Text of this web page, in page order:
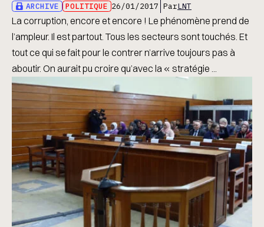
ARCHIVE POLITIQUE 26/01/2017 ParLNT
La corruption, encore et encore ! Le phénomène prend de
l’ampleur. Il est partout. Tous les secteurs sont touchés. Et
tout ce qui se fait pour le contrer n’arrive toujours pas à
aboutir. On aurait pu croire qu’avec la « stratégie ...